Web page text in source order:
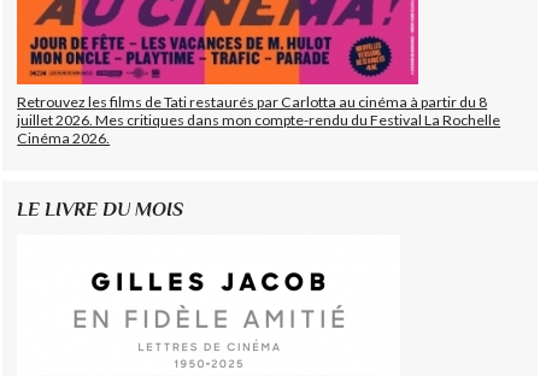
Retrouvez les films de Tati restaurés par Carlotta au cinéma à partir du 8
juillet 2026. Mes critiques dans mon compte-rendu du Festival La Rochelle
Cinéma 2026.
LE LIVRE DU MOIS